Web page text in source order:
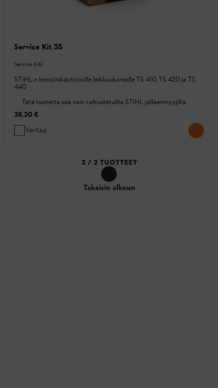
Service Kit 35
Service Kits
STIHL:n bensiinikäyttöisille leikkuukoneille TS 410, TS 420 ja TS
440
Tätä tuotetta saa vain valtuutetuilta STIHL-jälleenmyyjiltä.
38,20 €
Vertaa
2 / 2 TUOTTEET
Takaisin alkuun